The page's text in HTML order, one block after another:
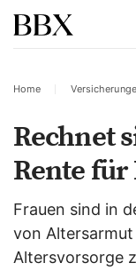
Home
Rechnet
Rente für
Frauen sind in
von
Altersvorsorge